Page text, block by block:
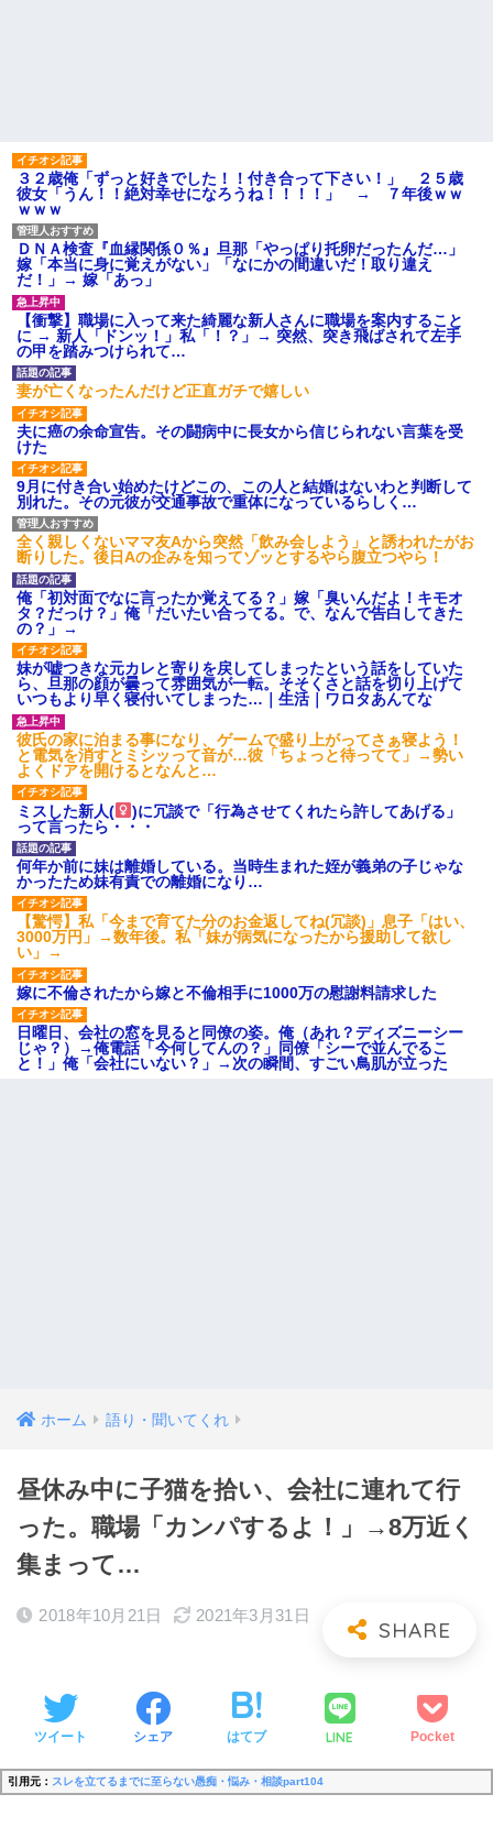
３２歳俺「ずっと好きでした！！付き合って下さい！」 ２５歳
彼女「うん！！絶対幸せになろうね！！！！」 → ７年後ｗｗ
ｗｗｗ
ＤＮＡ検査『血縁関係０％』旦那「やっぱり托卵だったんだ…」
嫁「本当に身に覚えがない」「なにかの間違いだ！取り違え
だ！」→ 嫁「あっ」
【衝撃】職場に入って来た綺麗な新人さんに職場を案内すること
に → 新人「ドンッ！」私「！？」→ 突然、突き飛ばされて左手
の甲を踏みつけられて…
妻が亡くなったんだけど正直ガチで嬉しい
夫に癌の余命宣告。その闘病中に長女から信じられない言葉を受
けた
9月に付き合い始めたけどこの、この人と結婚はないわと判断して
別れた。その元彼が交通事故で重体になっているらしく…
全く親しくないママ友Aから突然「飲み会しよう」と誘われたがお
断りした。後日Aの企みを知ってゾッとするやら腹立つやら！
俺「初対面でなに言ったか覚えてる？」嫁「臭いんだよ！キモオ
タ？だっけ？」俺「だいたい合ってる。で、なんで告白してきた
の？」→
妹が嘘つきな元カレと寄りを戻してしまったという話をしていた
ら、旦那の顔が曇って雰囲気が一転。そそくさと話を切り上げて
いつもより早く寝付いてしまった…｜生活｜ワロタあんてな
彼氏の家に泊まる事になり、ゲームで盛り上がってさぁ寝よう！
と電気を消すとミシッって音が…彼「ちょっと待ってて」→勢い
よくドアを開けるとなんと…
ミスした新人(
)に冗談で「行為させてくれたら許してあげる」
って言ったら・・・
何年か前に妹は離婚している。当時生まれた姪が義弟の子じゃな
かったため妹有責での離婚になり…
【驚愕】私「今まで育てた分のお金返してね(冗談)」息子「はい、
3000万円」→数年後。私「妹が病気になったから援助して欲し
い」→
嫁に不倫されたから嫁と不倫相手に1000万の慰謝料請求した
日曜日、会社の窓を見ると同僚の姿。俺（あれ？ディズニーシー
じゃ？）→俺電話「今何してんの？」同僚「シーで並んでるこ
と！」俺「会社にいない？」→次の瞬間、すごい鳥肌が立った
ホーム 語り・聞いてくれ
昼休み中に子猫を拾い、会社に連れて行
った。職場「カンパするよ！」→8万近く
集まって…
2018年10月21日 2021年3月31日
ツイート シェア はてブ LINE Pocket
引用元： スレを立てるまでに至らない愚痴・悩み・相談part104